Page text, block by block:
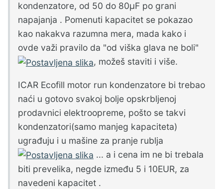
kondenzatore, od 50 do 80μF po grani
napajanja . Pomenuti kapacitet se pokazao
kao nakakva razumna mera, mada kako i
ovde važi pravilo da "od viška glava ne boli"
, možeš staviti i više.
ICAR Ecofill motor run kondenzatore bi trebao
naći u gotovo svakoj bolje opskrbljenoj
prodavnici elektroopreme, pošto se takvi
kondenzatori(samo manjeg kapaciteta)
ugrađuju i u mašine za pranje rublja
... a i cena im ne bi trebala
biti prevelika, negde između 5 i 10EUR, za
navedeni kapacitet .